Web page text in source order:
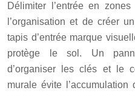
Délimiter l’entrée en
l’organisation et de créer
tapis d’entrée marque
protège le sol. Un
d’organiser les clés et le
murale évite